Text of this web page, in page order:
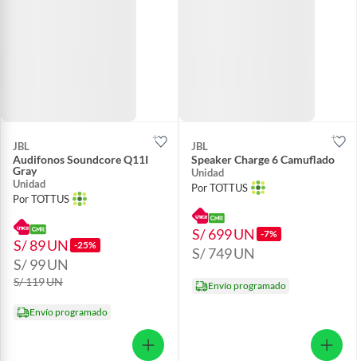
JBL
Audifonos Soundcore Q11I
Gray
Unidad
Por TOTTUS
S/ 89UN -25%
S/ 99UN
S/ 119UN
Envío programado
JBL
Speaker Charge 6 Camuflado
Unidad
Por TOTTUS
S/ 699UN -7%
S/ 749UN
Envío programado